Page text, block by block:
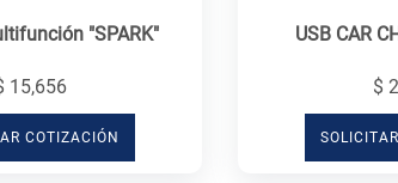
"SPARK"
15,656
COTIZACIÓN
USB CAR
$